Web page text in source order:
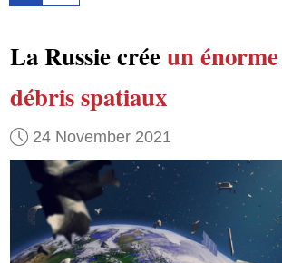
La Russie créeun
débris spatiaux
24 November 2021